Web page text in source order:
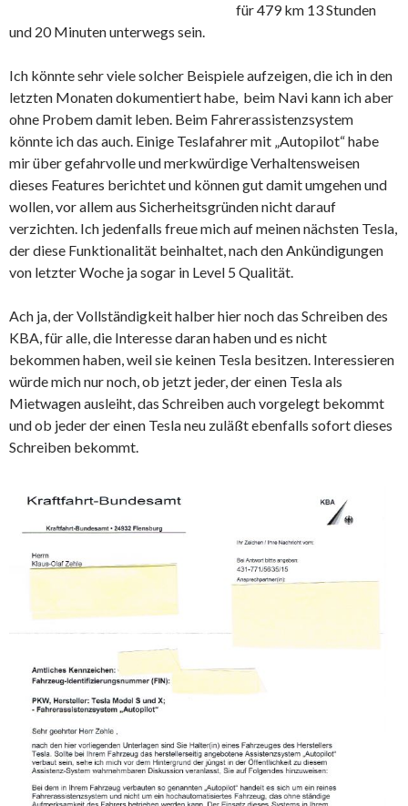
für 479 km 13 Stunden
und 20 Minuten unterwegs sein.
Ich könnte sehr viele solcher Beispiele aufzeigen, die ich in den
letzten Monaten dokumentiert habe, beim Navi kann ich aber
ohne Probem damit leben. Beim Fahrerassistenzsystem
könnte ich das auch. Einige Teslafahrer mit „Autopilot“ habe
mir über gefahrvolle und merkwürdige Verhaltensweisen
dieses Features berichtet und können gut damit umgehen und
wollen, vor allem aus Sicherheitsgründen nicht darauf
verzichten. Ich jedenfalls freue mich auf meinen nächsten Tesla,
der diese Funktionalität beinhaltet, nach den Ankündigungen
von letzter Woche ja sogar in Level 5 Qualität.
Ach ja, der Vollständigkeit halber hier noch das Schreiben des
KBA, für alle, die Interesse daran haben und es nicht
bekommen haben, weil sie keinen Tesla besitzen. Interessieren
würde mich nur noch, ob jetzt jeder, der einen Tesla als
Mietwagen ausleiht, das Schreiben auch vorgelegt bekommt
und ob jeder der einen Tesla neu zuläßt ebenfalls sofort dieses
Schreiben bekommt.